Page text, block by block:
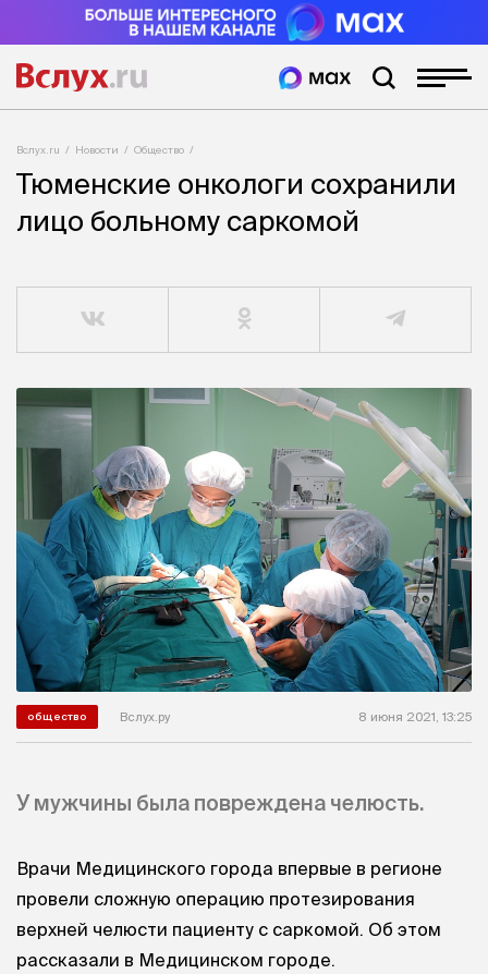
Вслух.ru Новости Общество
Тюменские онкологи сохранили
лицо больному саркомой
общество Вслух.ру 8 июня 2021, 13:25
У мужчины была повреждена челюсть.
Врачи Медицинского города впервые в регионе
провели сложную операцию протезирования
верхней челюсти пациенту с саркомой. Об этом
рассказали в Медицинском городе.